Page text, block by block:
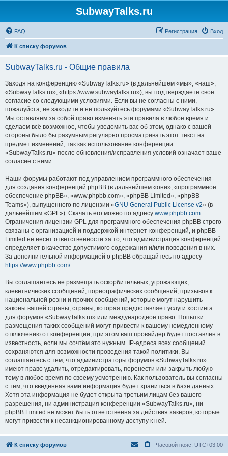
SubwayTalks.ru
FAQ Вход
Регистрация
К списку форумов
SubwayTalks.ru - Общие правила
Заходя на конференцию «SubwayTalks.ru» (в дальнейшем «мы», «наш»,
«SubwayTalks.ru», «https://www.subwaytalks.ru»), вы подтверждаете своё
согласие со следующими условиями. Если вы не согласны с ними,
пожалуйста, не заходите и не пользуйтесь форумами «SubwayTalks.ru».
Мы оставляем за собой право изменять эти правила в любое время и
сделаем всё возможное, чтобы уведомить вас об этом, однако с вашей
стороны было бы разумным регулярно просматривать этот текст на
предмет изменений, так как использование конференции
«SubwayTalks.ru» после обновления/исправления условий означает ваше
согласие с ними.
Наши форумы работают под управлением программного обеспечения
для создания конференций phpBB (в дальнейшем «они», «программное
обеспечение phpBB», «www.phpbb.com», «phpBB Limited», «phpBB
Teams»), выпущенного по лицензии «GNU General Public License v2» (в
дальнейшем «GPL»). Скачать его можно по адресу www.phpbb.com.
Ограничения лицензии GPL для программного обеспечения phpBB строго
связаны с организацией и поддержкой интернет-конференций, и phpBB
Limited не несёт ответственности за то, что администрация конференций
определяет в качестве допустимого содержания и/или поведения в них.
За дополнительной информацией о phpBB обращайтесь по адресу
https://www.phpbb.com/.
Вы соглашаетесь не размещать оскорбительных, угрожающих,
клеветнических сообщений, порнографических сообщений, призывов к
национальной розни и прочих сообщений, которые могут нарушить
законы вашей страны, страны, которая предоставляет услуги хостинга
для форумов «SubwayTalks.ru» или международное право. Попытки
размещения таких сообщений могут привести к вашему немедленному
отключению от конференции, при этом ваш провайдер будет поставлен в
известность, если мы сочтём это нужным. IP-адреса всех сообщений
сохраняются для возможности проведения такой политики. Вы
соглашаетесь с тем, что администраторы форумов «SubwayTalks.ru»
имеют право удалить, отредактировать, перенести или закрыть любую
тему в любое время по своему усмотрению. Как пользователь вы согласны
с тем, что введённая вами информация будет храниться в базе данных.
Хотя эта информация не будет открыта третьим лицам без вашего
разрешения, ни администрация конференции «SubwayTalks.ru», ни
phpBB Limited не может быть ответственна за действия хакеров, которые
могут привести к несанкционированному доступу к ней.
К списку форумов Часовой пояс: UTC+03:00